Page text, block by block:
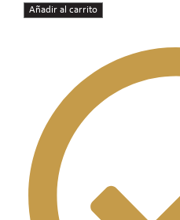
Añadir al carrito